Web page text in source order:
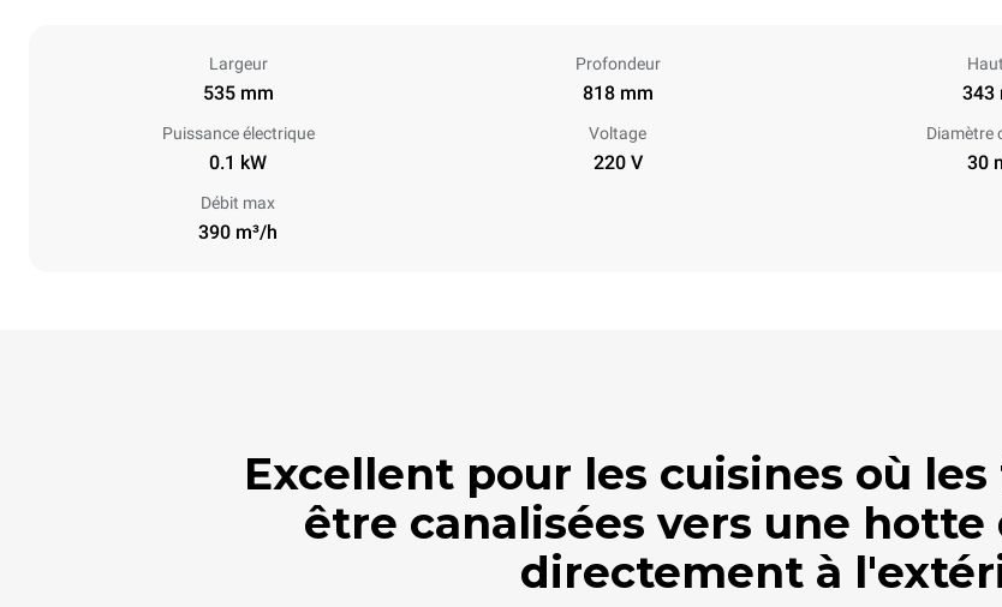
Largeur
535 mm
Profondeur
818 mm 343
Puissance électrique
0.1 kW
Voltage
220 V
Diamètre
30
Débit max
390 m³/h
Excellent pour les cuisines où
être canalisées vers une
directement à